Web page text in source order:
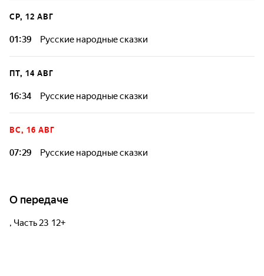
СР, 12 АВГ
01:39 Русские народные сказки
ПТ, 14 АВГ
16:34 Русские народные сказки
ВС, 16 АВГ
07:29 Русские народные сказки
О передаче
, Часть 23 12+